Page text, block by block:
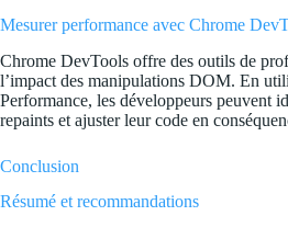
Mesurer performance avec Chrome
Chrome DevTools offre des outils de
l’impact des manipulations DOM. En
Performance, les développeurs peuvent
repaints et ajuster leur code en
Conclusion
Résumé et recommandations